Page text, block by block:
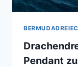
Pendant